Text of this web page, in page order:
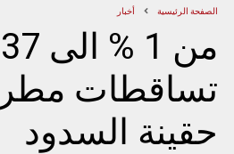
الصفحة الرئيسية أخبار
تساقطات
حقينة السدود